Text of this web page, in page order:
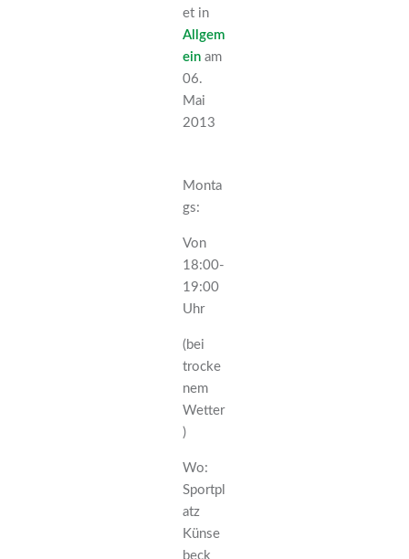
et in
Allgem
ein am
06.
Mai
2013
Monta
gs:
Von
18:00-
19:00
Uhr
(bei
trocke
nem
Wetter
)
Wo:
Sportpl
atz
Künse
beck